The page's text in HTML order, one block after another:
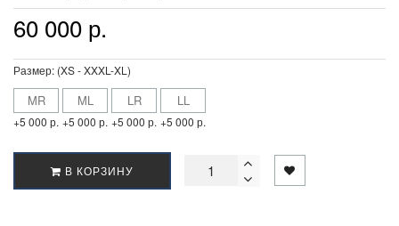
60 000 р.
Размер: (XS - XXXL-XL)
MR
+5 000 р.
ML
+5 000 р.
LR
+5 000 р.
LL
+5 000 р.
В КОРЗИНУ